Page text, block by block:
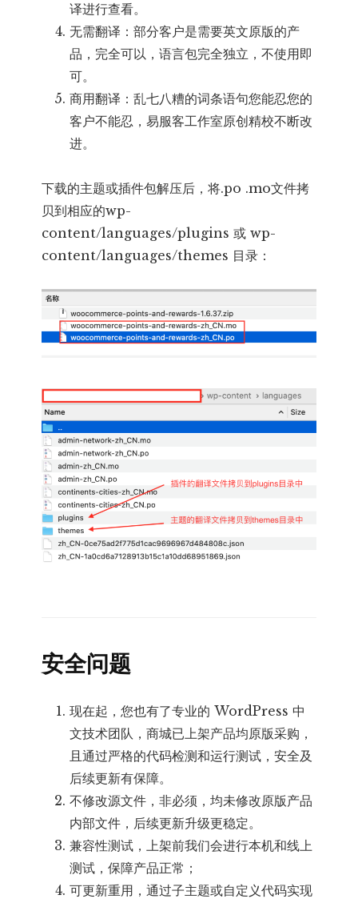
译进行查看。
无需翻译：部分客户是需要英文原版的产
品，完全可以，语言包完全独立，不使用即
可。
商用翻译：乱七八糟的词条语句您能忍您的
客户不能忍，易服客工作室原创精校不断改
进。
下载的主题或插件包解压后，将.po .mo文件拷
贝到相应的wp-
content/languages/plugins 或 wp-
content/languages/themes 目录：
安全问题
现在起，您也有了专业的 WordPress 中
文技术团队，商城已上架产品均原版采购，
且通过严格的代码检测和运行测试，安全及
后续更新有保障。
不修改源文件，非必须，均未修改原版产品
内部文件，后续更新升级更稳定。
兼容性测试，上架前我们会进行本机和线上
测试，保障产品正常；
可更新重用，通过子主题或自定义代码实现